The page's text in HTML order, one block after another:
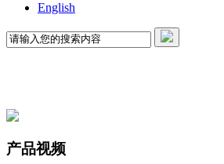
English
产品视频